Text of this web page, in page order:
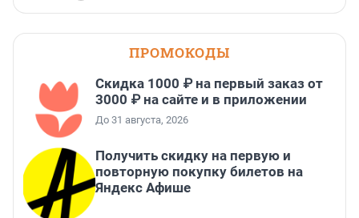
ПРОМОКОДЫ
Скидка 1000 ₽ на первый заказ от
3000 ₽ на сайте и в приложении
До 31 августа, 2026
Получить скидку на первую и
повторную покупку билетов на
Яндекс Афише